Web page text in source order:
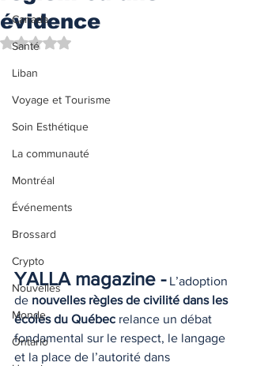
Canada
Santé
Liban
Voyage et Tourisme
Soin Esthétique
La communauté
Montréal
Événements
Brossard
Crypto
Nouvelles
Monde
Ontario
évidence
Noté NaN étoiles sur 5.
YALLA magazine - L’adoption
de nouvelles règles de civilité dans les
écoles du Québec relance un débat
fondamental sur le respect, le langage
et la place de l’autorité dans